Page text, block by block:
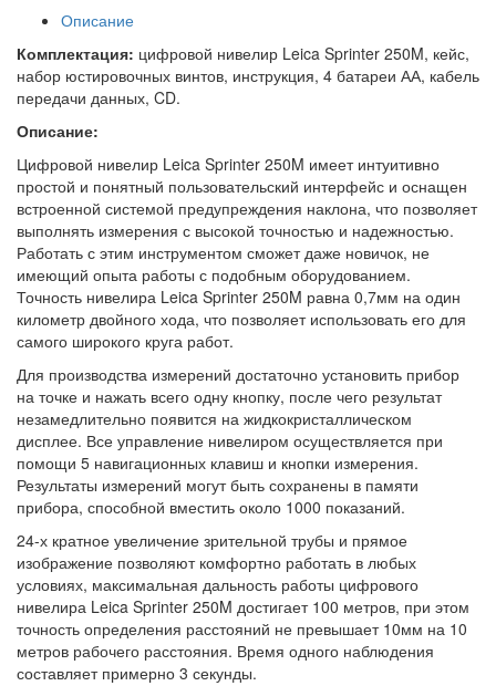
Описание
Комплектация: цифровой нивелир Leica Sprinter 250M, кейс,
набор юстировочных винтов, инструкция, 4 батареи АА, кабель
передачи данных, CD.
Описание:
Цифровой нивелир Leica Sprinter 250M имеет интуитивно
простой и понятный пользовательский интерфейс и оснащен
встроенной системой предупреждения наклона, что позволяет
выполнять измерения с высокой точностью и надежностью.
Работать с этим инструментом сможет даже новичок, не
имеющий опыта работы с подобным оборудованием.
Точность нивелира Leica Sprinter 250M равна 0,7мм на один
километр двойного хода, что позволяет использовать его для
самого широкого круга работ.
Для производства измерений достаточно установить прибор
на точке и нажать всего одну кнопку, после чего результат
незамедлительно появится на жидкокристаллическом
дисплее. Все управление нивелиром осуществляется при
помощи 5 навигационных клавиш и кнопки измерения.
Результаты измерений могут быть сохранены в памяти
прибора, способной вместить около 1000 показаний.
24-х кратное увеличение зрительной трубы и прямое
изображение позволяют комфортно работать в любых
условиях, максимальная дальность работы цифрового
нивелира Leica Sprinter 250M достигает 100 метров, при этом
точность определения расстояний не превышает 10мм на 10
метров рабочего расстояния. Время одного наблюдения
составляет примерно 3 секунды.